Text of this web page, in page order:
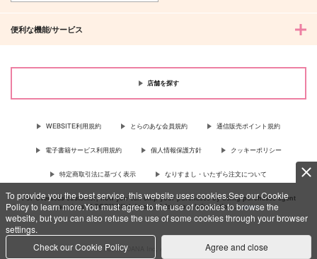
To provide you the best service, this website uses cookies.See our Cookie
Policy to learn more.You must agree to the use of cookies to browse the
website, but you can also refuse the use of some cookies through your browser
settings.
Check our Cookie Policy
Agree and close
便利な機能/サービス
店舗を探す
WEBSITE利用規約 とらのあな会員規約 通信販売ポイント規約
電子書籍サービス利用規約 個人情報保護方針 クッキーポリシー
特定商取引法に基づく表示 なりすまし・いたずら注文について
For Overseas customer, now you can ship your purchases by using purchases agent
services “AOCS”! Click {more…} for more information …more
c TORANOANA Inc, All Rights Reserved.